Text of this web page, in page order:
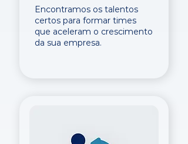
Encontramos os talentos
certos para formar times
que aceleram o crescimento
da sua empresa.